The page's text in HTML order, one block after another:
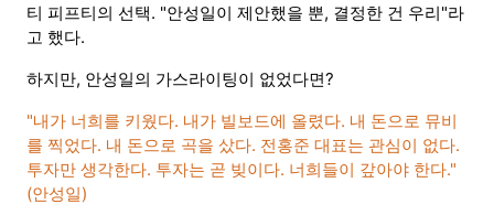
티 피프티의 선택. "안성일이 제안했을 뿐, 결정한 건 우리"라
고 했다.
하지만, 안성일의 가스라이팅이 없었다면?
"내가 너희를 키웠다. 내가 빌보드에 올렸다. 내 돈으로 뮤비
를 찍었다. 내 돈으로 곡을 샀다. 전홍준 대표는 관심이 없다.
투자만 생각한다. 투자는 곧 빚이다. 너희들이 갚아야 한다."
(안성일)